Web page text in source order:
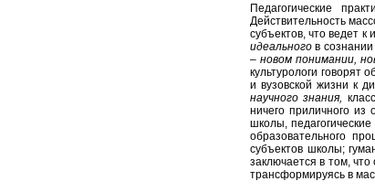
Педагогические
Действительность
субъектов, что ведет
идеального в сознании
– новом понимании,
культурологи говорят
и вузовской жизни к
научного знания,
ничего приличного
школы,
образовательного
субъектов школы;
заключается в том,
трансформируясь в